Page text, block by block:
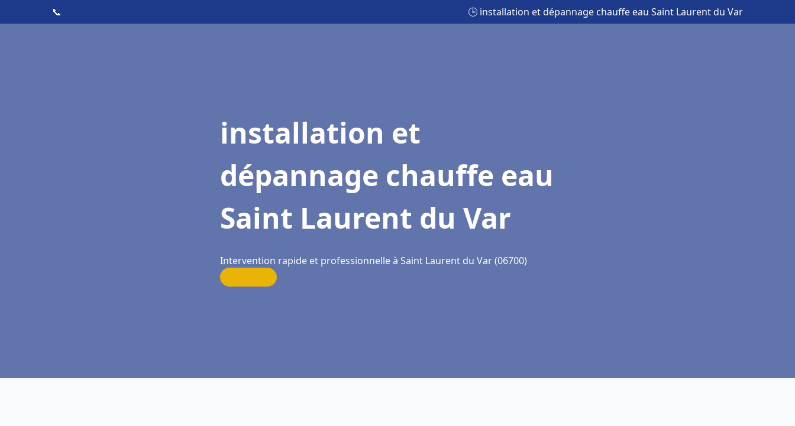
📞 🕒 installation et dépannage chauffe eau Saint Laurent du Var
installation et
dépannage chauffe eau
Saint Laurent du Var
Intervention rapide et professionnelle à Saint Laurent du Var (06700)